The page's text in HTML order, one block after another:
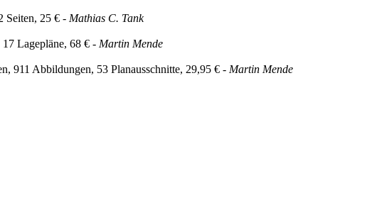
Seiten, 25 € - Mathias C. Tank
Lagepläne, 68 € - Martin Mende
911 Abbildungen, 53 Planausschnitte, 29,95 € - Martin Mende